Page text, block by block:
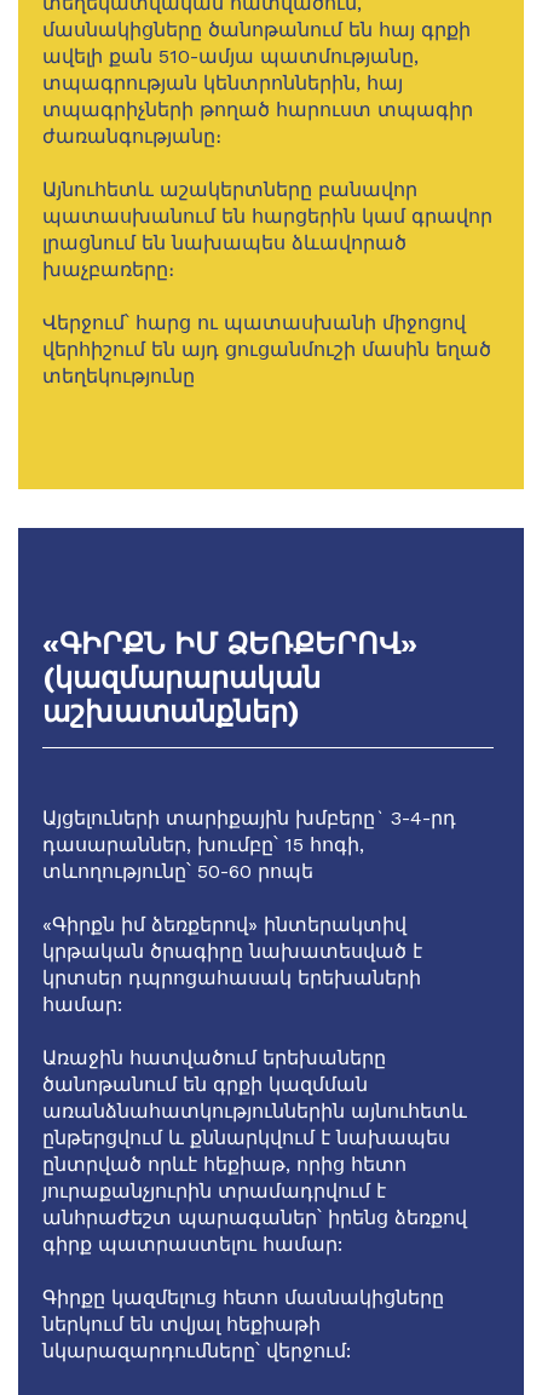
մասնակիցները ծանոթանում են հայ գրքի
ավելի քան 510-ամյա պատմությանը,
տպագրության կենտրոններին, հայ
տպագրիչների թողած հարուստ տպագիր
ժառանգությանը։
Այնուհետև աշակերտները բանավոր
պատասխանում են հարցերին կամ գրավոր
լրացնում են նախապես ձևավորած
խաչբառերը։
Վերջում՝ հարց ու պատասխանի միջոցով
վերհիշում են այդ ցուցանմուշի մասին եղած
տեղեկությունը
«ԳԻՐՔՆ ԻՄ ՁԵՌՔԵՐՈՎ»
(կազմարարական
աշխատանքներ)
Այցելուների տարիքային խմբերը` 3-4-րդ
դասարաններ, խումբը՝ 15 հոգի,
տևողությունը՝ 50-60 րոպե
«Գիրքն իմ ձեռքերով» ինտերակտիվ
կրթական ծրագիրը նախատեսված է
կրտսեր դպրոցահասակ երեխաների
համար:
Առաջին հատվածում երեխաները
ծանոթանում են գրքի կազմման
առանձնահատկություններին այնուհետև
ընթերցվում և քննարկվում է նախապես
ընտրված որևէ հեքիաթ, որից հետո
յուրաքանչյուրին տրամադրվում է
անհրաժեշտ պարագաներ՝ իրենց ձեռքով
գիրք պատրաստելու համար:
Գիրքը կազմելուց հետո մասնակիցները
ներկում են տվյալ հեքիաթի
նկարազարդումները՝ վերջում: